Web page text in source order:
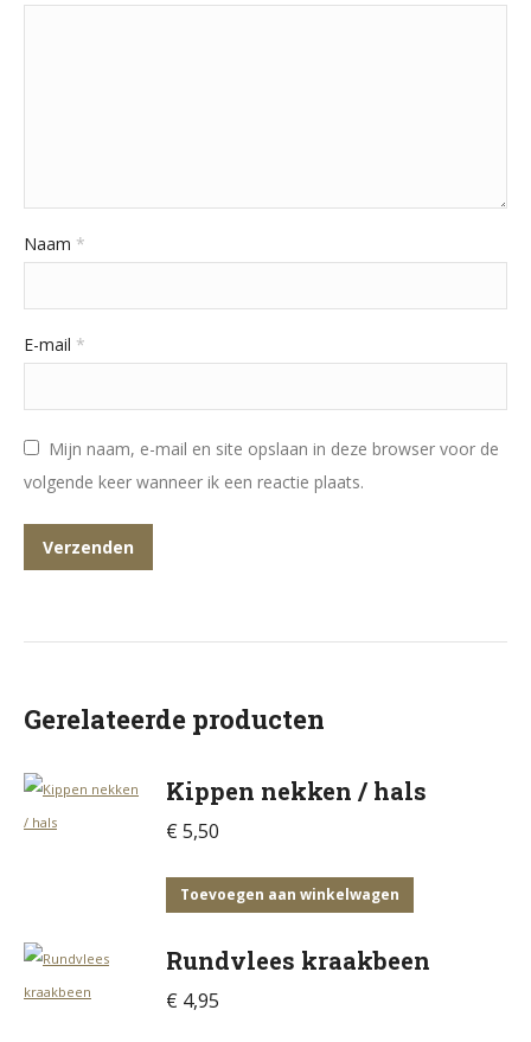
Naam *
E-mail *
Mijn naam, e-mail en site opslaan in deze browser voor de
volgende keer wanneer ik een reactie plaats.
Gerelateerde producten
Kippen nekken / hals
€ 5,50
Toevoegen aan winkelwagen
Rundvlees kraakbeen
€ 4,95